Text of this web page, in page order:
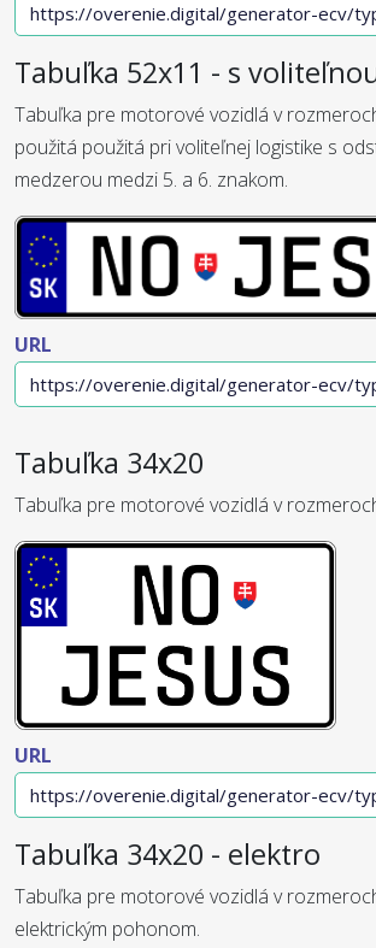
Tabuľka 52x11 - s
Tabuľka pre motorové vozidlá v
použitá použitá pri voliteľnej logistike s
medzerou medzi 5. a 6. znakom.
URL
Tabuľka 34x20
Tabuľka pre motorové vozidlá v
URL
Tabuľka 34x20 - elektro
Tabuľka pre motorové vozidlá v
elektrickým pohonom.